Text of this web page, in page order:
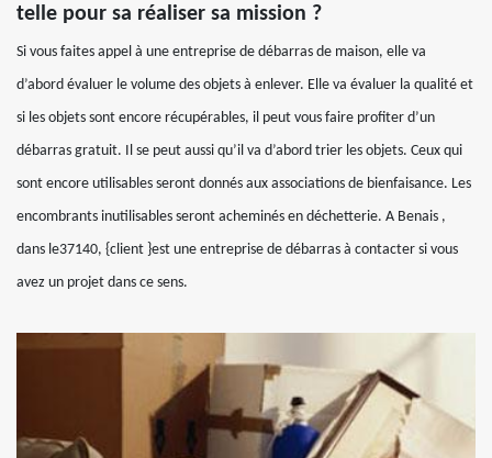
telle pour sa réaliser sa mission ?
Si vous faites appel à une entreprise de débarras de maison, elle va
d’abord évaluer le volume des objets à enlever. Elle va évaluer la qualité et
si les objets sont encore récupérables, il peut vous faire profiter d’un
débarras gratuit. Il se peut aussi qu’il va d’abord trier les objets. Ceux qui
sont encore utilisables seront donnés aux associations de bienfaisance. Les
encombrants inutilisables seront acheminés en déchetterie. A Benais ,
dans le37140, {client }est une entreprise de débarras à contacter si vous
avez un projet dans ce sens.